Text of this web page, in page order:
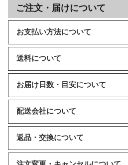
ご注文・届けについて
お支払い方法について
送料について
お届け日数・目安について
配送会社について
返品・交換について